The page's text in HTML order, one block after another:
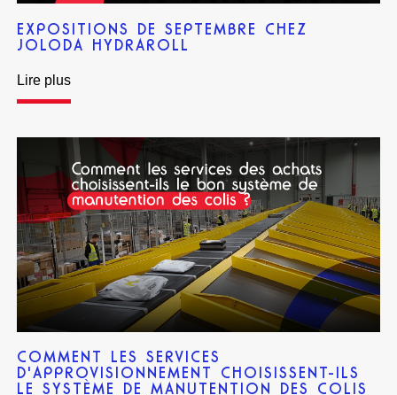
EXPOSITIONS DE SEPTEMBRE CHEZ
JOLODA HYDRAROLL
Lire plus
COMMENT LES SERVICES
D'APPROVISIONNEMENT CHOISISSENT-ILS
LE SYSTÈME DE MANUTENTION DES COLIS